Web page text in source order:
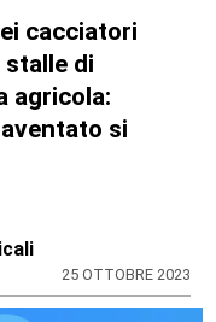
cacciatori
stalle di
agricola:
si
25 OTTOBRE 2023